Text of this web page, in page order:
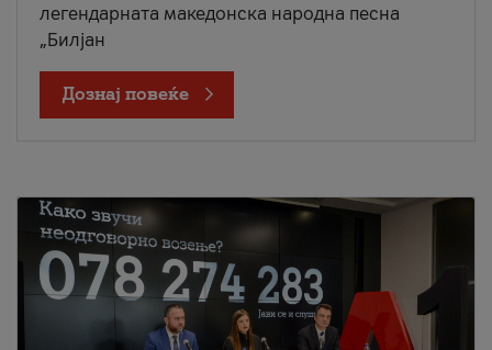
легендарната македонска народна песна
„Билјан
Дознај повеќе